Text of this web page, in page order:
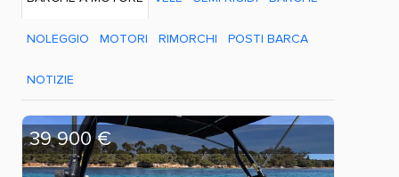
NOLEGGIO MOTORI RIMORCHI POSTI BARCA
NOTIZIE
39 900 €